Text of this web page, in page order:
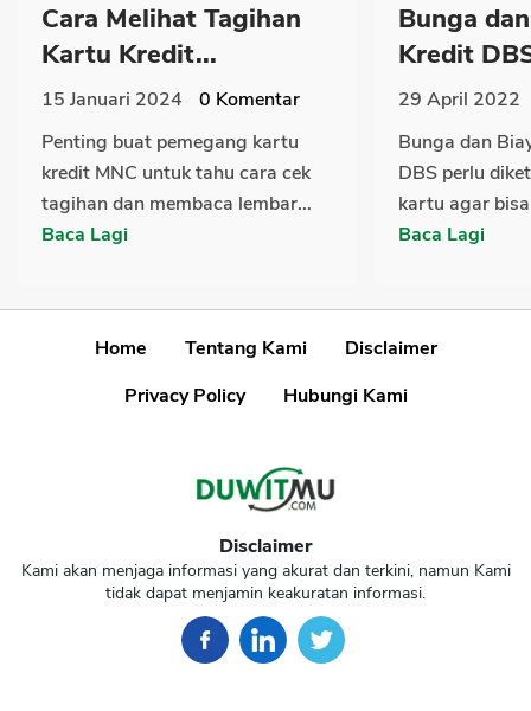
Cara Melihat Tagihan
Kartu Kredit...
15 Januari 2024 0 Komentar
Penting buat pemegang kartu
kredit MNC untuk tahu cara cek
tagihan dan membaca lembar...
Baca Lagi
Bunga
Kredit
29 April 2022
Bunga dan
DBS perlu
kartu agar
Baca Lagi
Home Tentang Kami
Disclaimer
Privacy Policy
Hubungi Kami
Disclaimer
Kami akan menjaga informasi yang akurat dan terkini, namun Kami
tidak dapat menjamin keakuratan informasi.